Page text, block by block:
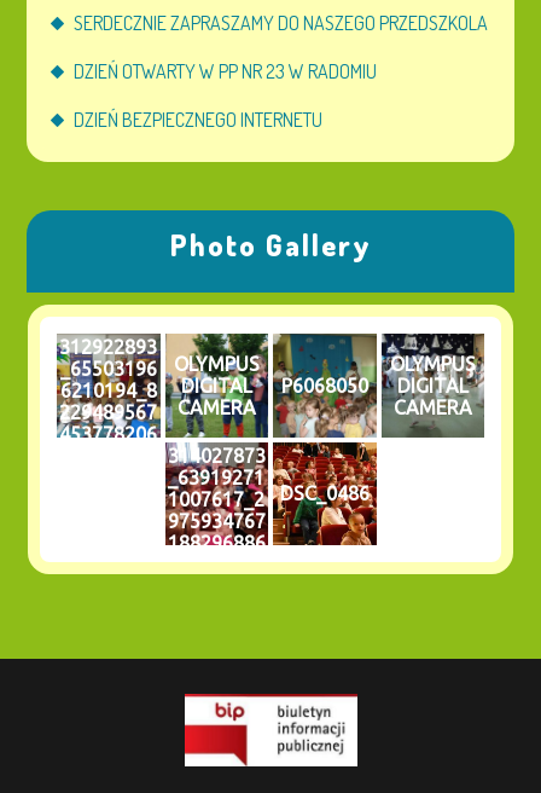
SERDECZNIE ZAPRASZAMY DO NASZEGO PRZEDSZKOLA
DZIEŃ OTWARTY W PP NR 23 W RADOMIU
DZIEŃ BEZPIECZNEGO INTERNETU
Photo Gallery
312922893
_65503196
6210194_8
229489567
453778206
OLYMPUS
DIGITAL
CAMERA
P6068050
OLYMPUS
DIGITAL
CAMERA
314027873
_63919271
1007617_2
975934767
188296886
_n
DSC_0486